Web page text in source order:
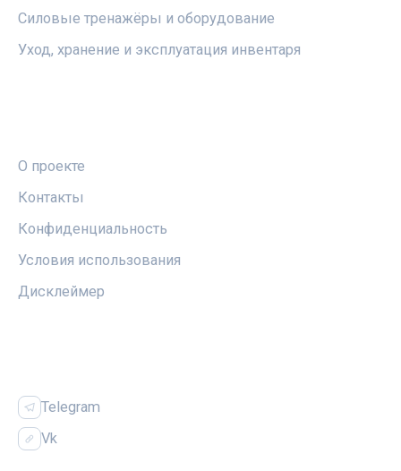
Силовые тренажёры и оборудование
Уход, хранение и эксплуатация инвентаря
О проекте
Контакты
Конфиденциальность
Условия использования
Дисклеймер
Telegram
Vk